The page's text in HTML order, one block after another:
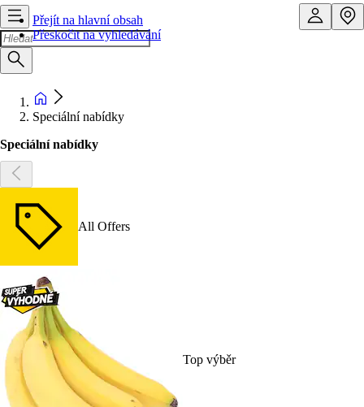
Přejít na hlavní obsah
Přeskočit na vyhledávání
Speciální nabídky
Speciální nabídky
All Offers
Top výběr